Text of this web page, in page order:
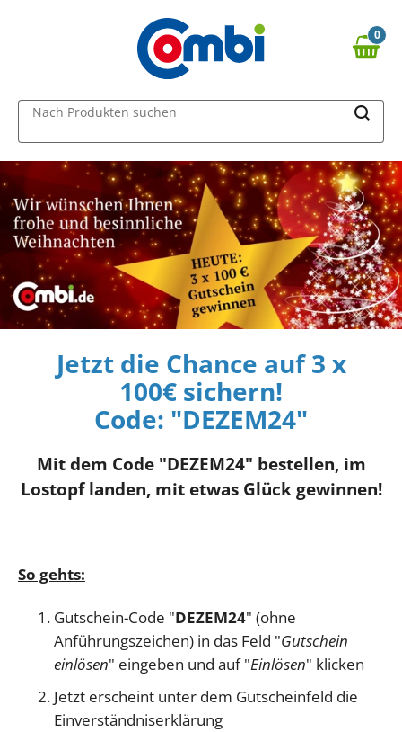
0,00 €
0
Nach Produkten suchen
Jetzt die Chance auf 3 x
100€ sichern!
Code: "DEZEM24"
Mit dem Code "DEZEM24" bestellen, im
Lostopf landen, mit etwas Glück gewinnen!
So gehts:
Gutschein-Code "DEZEM24" (ohne
Anführungszeichen) in das Feld "Gutschein
einlösen" eingeben und auf "Einlösen" klicken
Jetzt erscheint unter dem Gutscheinfeld die
Einverständniserklärung